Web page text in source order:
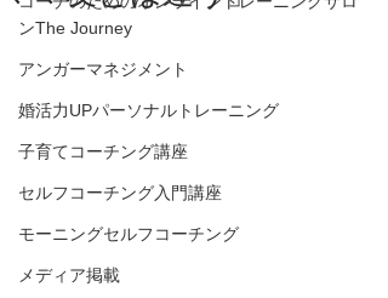
ンThe Journey
アンガーマネジメント
婚活力UPパーソナルトレーニング
子育てコーチング講座
セルフコーチング入門講座
モーニングセルフコーチング
メディア掲載